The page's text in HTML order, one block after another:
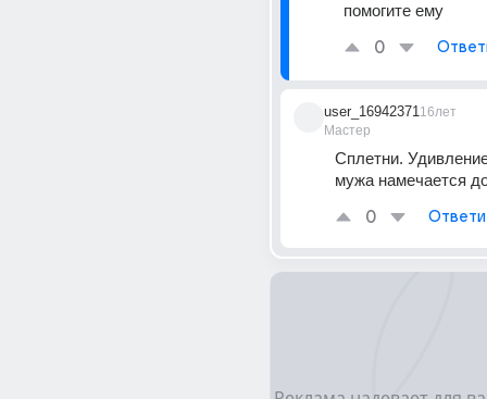
помогите ему
0
user_16942371
Мастер
16лет
Сплетни.
мужа намечается
0